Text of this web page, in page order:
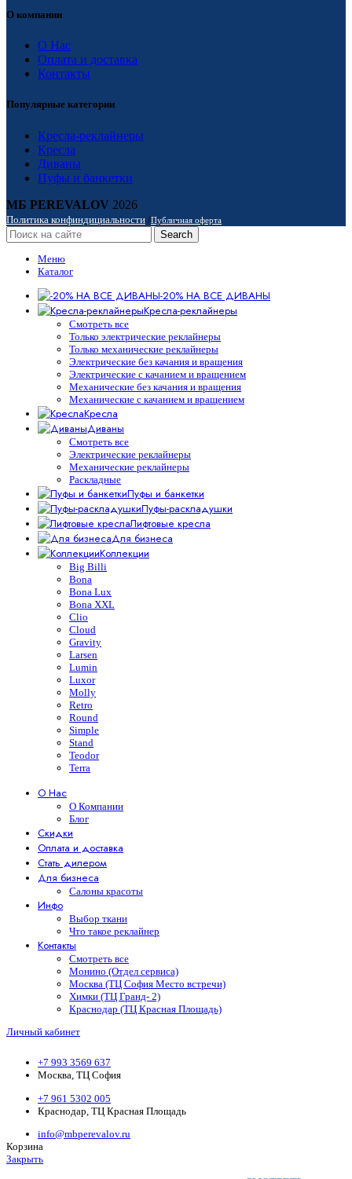
О компании
О Нас
Оплата и доставка
Контакты
Популярные категории
Кресла-реклайнеры
Кресла
Диваны
Пуфы и банкетки
МБ PEREVALOV 2026
Политика конфиндициальности /Публичная оферта
Search
Меню
Каталог
-20% НА ВСЕ ДИВАНЫ
Кресла-реклайнеры
Смотреть все
Только электрические реклайнеры
Только механические реклайнеры
Электрические без качания и вращения
Электрические с качанием и вращением
Механические без качания и вращения
Механические с качанием и вращением
Кресла
Диваны
Смотреть все
Электрические реклайнеры
Механические реклайнеры
Раскладные
Пуфы и банкетки
Пуфы-раскладушки
Лифтовые кресла
Для бизнеса
Коллекции
Big Billi
Bona
Bona Lux
Bona XXL
Clio
Cloud
Gravity
Larsen
Lumin
Luxor
Molly
Retro
Round
Simple
Stand
Teodor
Terra
О Нас
О Компании
Блог
Скидки
Оплата и доставка
Стать дилером
Для бизнеса
Салоны красоты
Инфо
Выбор ткани
Что такое реклайнер
Контакты
Смотреть все
Монино (Отдел сервиса)
Москва (ТЦ София Место встречи)
Химки (ТЦ Гранд- 2)
Краснодар (ТЦ Красная Площадь)
Личный кабинет
+7 993 3569 637
Москва, ТЦ София
+7 961 5302 005
Краснодар, ТЦ Красная Площадь
info@mbperevalov.ru
Корзина
Закрыть